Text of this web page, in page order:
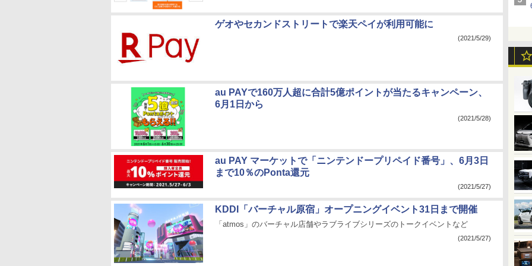
ゲオやセカンドストリートで楽天ペイが利用可能に
(2021/5/29)
au PAYで160万人超に合計5億ポイントが当たるキャンペーン、
6月1日から
(2021/5/28)
au PAY マーケットで「ニンテンドープリペイド番号」、6月3日
まで10％のPonta還元
(2021/5/27)
KDDI「バーチャル原宿」オープニングイベント31日まで開催
「atmos」のバーチャル店舗やラブライブシリーズのトークイベントなど
(2021/5/27)